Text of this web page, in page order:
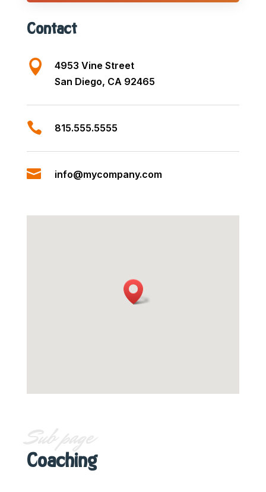
Contact

4953 Vine Street
San Diego, CA 92465
 815.555.5555
 info@mycompany.com
Sub page
Coaching